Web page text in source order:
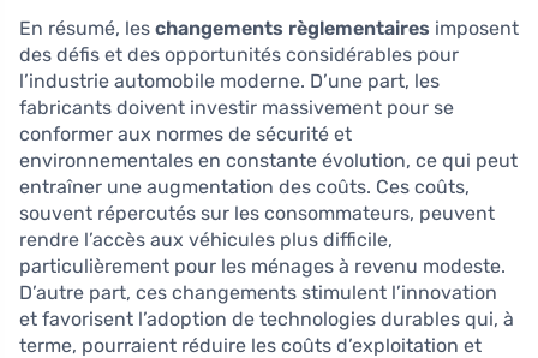
En résumé, les changements règlementaires imposent
des défis et des opportunités considérables pour
l’industrie automobile moderne. D’une part, les
fabricants doivent investir massivement pour se
conformer aux normes de sécurité et
environnementales en constante évolution, ce qui peut
entraîner une augmentation des coûts. Ces coûts,
souvent répercutés sur les consommateurs, peuvent
rendre l’accès aux véhicules plus difficile,
particulièrement pour les ménages à revenu modeste.
D’autre part, ces changements stimulent l’innovation
et favorisent l’adoption de technologies durables qui, à
terme, pourraient réduire les coûts d’exploitation et